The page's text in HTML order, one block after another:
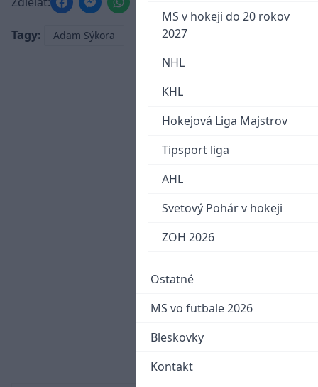
MS v hokeji do 20 rokov
2027
NHL
KHL
Hokejová Liga Majstrov
Tipsport liga
AHL
Svetový Pohár v hokeji
ZOH 2026
Ostatné
MS vo futbale 2026
Bleskovky
Kontakt
Tagy: Adam Sýkora